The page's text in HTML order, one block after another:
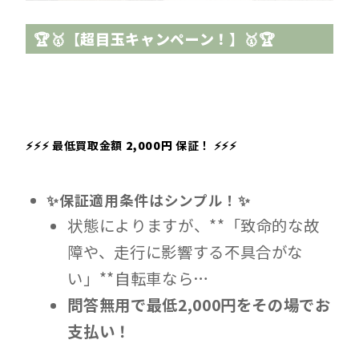
🏆🥇【超目玉キャンペーン！】🥇🏆
⚡⚡⚡ 最低買取金額 2,000円 保証！ ⚡⚡⚡
✨保証適用条件はシンプル！✨
状態によりますが、**「致命的な故
障や、走行に影響する不具合がな
い」**自転車なら…
問答無用で最低2,000円をその場でお
支払い！